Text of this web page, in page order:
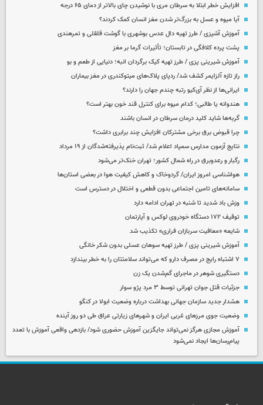
افزایش خطر ابتلا به سرطان مری با نوشیدن چای بالاتر از دمای ۶۵ درجه
آیا میوه و عسل به بزرگ‌تر شدن مغز انسان کمک کردند؟
آموزش آشپزی / طرز تهیه دال عدس بوشهری با گوشت قلقلی و تمرهندی
پشت پرده کلافگی در تابستان؛ تأثیرات گرما بر مغز
آموزش شیرینی پزی / طرز تهیه کیک برگردان انبه؛ دنیایی از طعم و بو
راز تازه آلزایمر کشف شد/ ردپای پلاک‌های میتوکندری در مغز بیماران
ایرانی‌ها از نظر آی‌کیو رتبه چندم جهان را دارند؟
هندوانه یا طالبی؛ کدام‌ میوه برای کنترل قند خون بهتر است؟
گربه‌ها شاید کلید درمان سرطان در انسان باشند
چرا قبوض برق برخی مشترکان افزایش چند برابری داشت؟
نتایج آزمون مدارس سمپاد اعلام شد/ ثبت‌نام پذیرفته‌شدگان از ۱۹ مرداد
رگبار و رعدوبرق در راه شمال کشور؛ تهران خنک‌تر می‌شود
هواشناسی امروز ایران/ گردوخاک و کاهش کیفیت هوا در بعضی استان‌ها
سامانه‌های تامین اجتماعی بدون قطعی و اختلال در دسترس است
وزش باد شدید تا شنبه در تهران ادامه دارد
توقیف ۱۷۲ دستگاه خودروی لوکس و آپارتمان
شایعه «معافیت سربازان فراری» تکذیب شد
آموزش شیرینی پزی / طرز تهیه سوهان عسلی بدون شکر خانگی
۷ اشتباه رایج در مصرف دارو که می‌تواند سلامتتان را به خطر بیندازد
دستگیری شوهر در ماجرای گم‌شدن یک زن
جزئیات قتل جوان تهرانی توسط ۳ مرد پژو سوار
هشدار جدید سازمان جهانی بهداشت درباره وضعیت ابولا در کنگو
وضعیت جوی مرزهای غربی ایران و شهرهای زیارتی عراق طی دو روز آینده
آموزش مجازی هرگز نمی‌تواند جایگزین آموزش حضوری شود/ بازدهی واقعی آموزش با تعدد
پیام‌رسان‌ها ایجاد نمی‌شود